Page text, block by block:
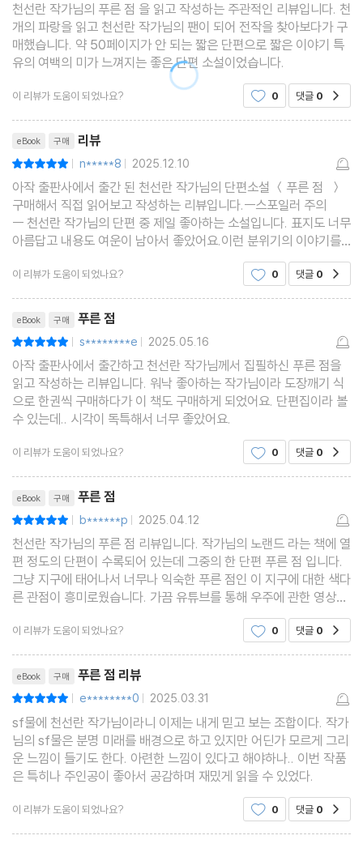
천선란 작가님의 푸른 점 을 읽고 작성하는 주관적인 리뷰입니다. 천
개의 파랑을 읽고 천선란 작가님의 팬이 되어 전작을 찾아보다가 구
매했습니다. 약 50페이지가 안 되는 짧은 단편으로 짧은 이야기 특
유의 여백의 미가 느껴지는 좋은 단편 소설이었습니다.
이 리뷰가 도움이 되었나요? 0 댓글 0
eBook 구매 리뷰
| n*****8 | 2025.12.10
아작 출판사에서 출간 된 천선란 작가님의 단편소설 ＜푸른 점 ＞
구매해서 직접 읽어보고 작성하는 리뷰입니다.ㅡ스포일러 주의
ㅡ 천선란 작가님의 단편 중 제일 좋아하는 소설입니다. 표지도 너무
아름답고 내용도 여운이 남아서 좋았어요.이런 분위기의 이야기를
많이 써주셨으면 좋겠어요. 외롭고 먹먹한 느낌이 들어요.
이 리뷰가 도움이 되었나요? 0 댓글 0
eBook 구매 푸른 점
| s********e | 2025.05.16
아작 출판사에서 출간하고 천선란 작가님께서 집필하신 푸른 점을
읽고 작성하는 리뷰입니다. 워낙 좋아하는 작가님이라 도장깨기 식
으로 한권씩 구매하다가 이 책도 구매하게 되었어요. 단편집이라 볼
수 있는데.. 시각이 독특해서 너무 좋았어요.
이 리뷰가 도움이 되었나요? 0 댓글 0
eBook 구매 푸른 점
| b******p | 2025.04.12
천선란 작가님의 푸른 점 리뷰입니다. 작가님의 노랜드 라는 책에 열
편 정도의 단편이 수록되어 있는데 그중의 한 단편 푸른 점 입니다.
그냥 지구에 태어나서 너무나 익숙한 푸른 점인 이 지구에 대한 색다
른 관점이 흥미로웠습니다. 가끔 유튜브를 통해 우주에 관한 영상을
보곤 했는데 그때 느꼈던 먹먹함 내지는 진공의 외로움을 이 푸른 점
을 보며 그대로 느꼈네요.
이 리뷰가 도움이 되었나요? 0 댓글 0
eBook 구매 푸른 점 리뷰
| e********0 | 2025.03.31
sf물에 천선란 작가님이라니 이제는 내게 믿고 보는 조합이다. 작가
님의 sf물은 분명 미래를 배경으로 하고 있지만 어딘가 모르게 그리
운 느낌이 들기도 한다. 아련한 느낌이 있다고 해야하나.. 이번 작품
은 특히나 주인공이 좋아서 공감하며 재밌게 읽을 수 있었다.
이 리뷰가 도움이 되었나요? 0 댓글 0